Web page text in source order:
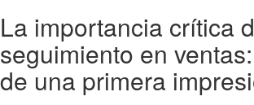
La importancia crítica
seguimiento en
de una primera